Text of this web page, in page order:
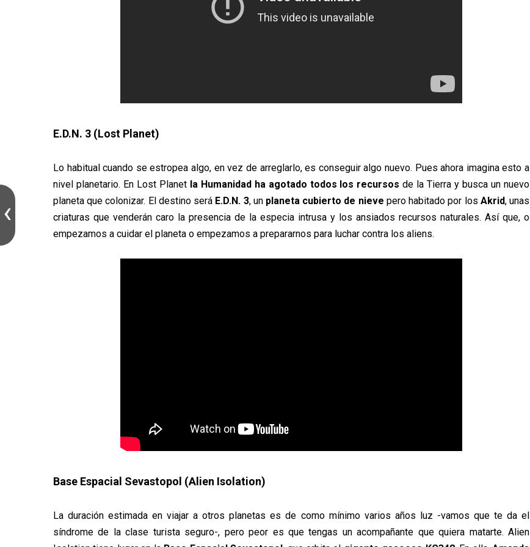
E.D.N. 3 (Lost Planet)
Lo habitual cuando se estropea algo, en vez de arreglarlo, es conseguir algo nuevo. Pues ahora imagina esto a
nivel planetario. En Lost Planet la Humanidad ha agotado todos los recursos de la Tierra y busca un nuevo
planeta que colonizar. El destino será E.D.N. 3, un planeta cubierto de nieve pero habitado por los Akrid, unas
criaturas que venderán caro la presencia de la especia intrusa y los ansiados recursos naturales. Así que, o
empezamos a cuidar el planeta o empezamos a prepararnos para luchar contra los aliens.
Base Espacial Sevastopol (Alien Isolation)
La duración estimada en viajar a otros planetas es de como mínimo varios años luz -vamos que te da el
síndrome de la clase turista seguro-, pero peor es que tengas un acompañante que quiera matarte. Alien